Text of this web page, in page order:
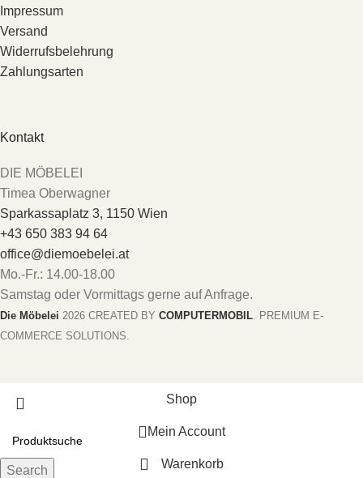
Impressum
Versand
Widerrufsbelehrung
Zahlungsarten
Kontakt
DIE MÖBELEI
Timea Oberwagner
Sparkassaplatz 3, 1150 Wien
+43 650 383 94 64
office@diemoebelei.at
Mo.-Fr.: 14.00-18.00
Samstag oder Vormittags gerne auf Anfrage.
Die Möbelei 2026 CREATED BY COMPUTERMOBIL . PREMIUM E-
COMMERCE SOLUTIONS.
Search
Shop
Mein Account
Warenkorb